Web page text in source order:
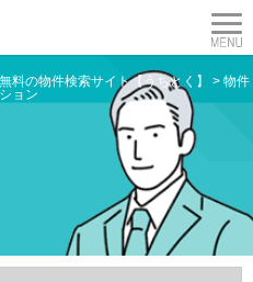
料の物件検索サイト【うちとく】 > 物件
ョン